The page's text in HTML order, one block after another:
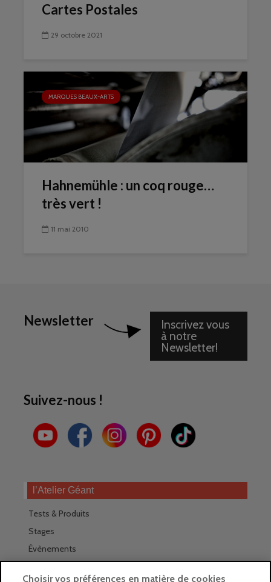
Cartes Postales
29 octobre 2021
MARQUES BEAUX-ARTS
Hahnemühle : un coq rouge…
très vert !
11 mai 2010
Newsletter
Inscrivez vous
à notre
Newsletter!
Suivez-nous !
l’Atelier Géant
Tests & Produits
Stages
Évènements
Choisir vos préférences en matière de cookies